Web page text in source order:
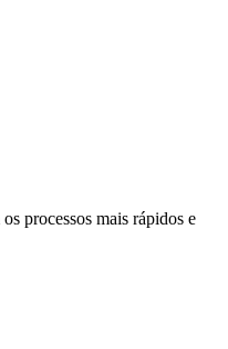
processos mais rápidos e